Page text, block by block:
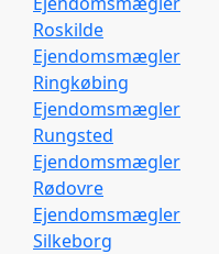
Roskilde
Ejendomsmægler
Ringkøbing
Ejendomsmægler
Rungsted
Ejendomsmægler
Rødovre
Ejendomsmægler
Silkeborg